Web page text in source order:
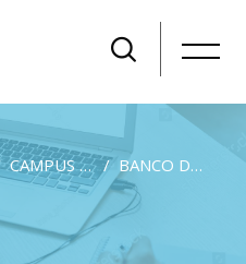
CAMPUS CESM FORMACIÓN BANCO DE EXÁMENES POR ESPECIALIDADES GRATUITO PARA AFILIADOS A CESM